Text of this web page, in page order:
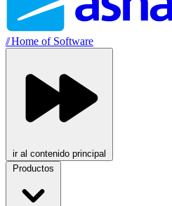
//Home of Software
ir al contenido principal
Productos